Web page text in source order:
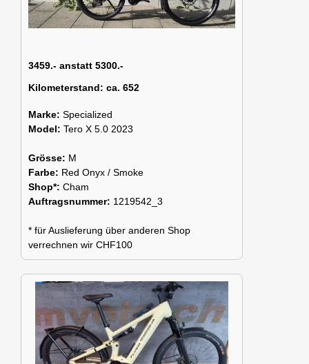
3459.- anstatt 5300.-
Kilometerstand: ca. 652
Marke: Specialized
Model: Tero X 5.0 2023
Grösse: M
Farbe: Red Onyx / Smoke
Shop*: Cham
Auftragsnummer: 1219542_3
* für Auslieferung über anderen Shop
verrechnen wir CHF100